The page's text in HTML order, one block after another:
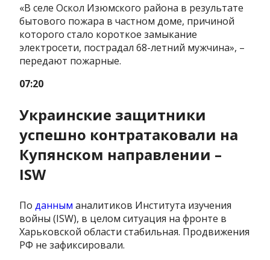
«В селе Оскол Изюмского района в результате
бытового пожара в частном доме, причиной
которого стало короткое замыкание
электросети, пострадал 68-летний мужчина», –
передают пожарные.
07:20
Украинские защитники
успешно контратаковали на
Купянском направлении –
ISW
Поданным аналитиков Института изучения
войны (ISW), в целом ситуация на фронте в
Харьковской области стабильная. Продвижения
РФ не зафиксировали.